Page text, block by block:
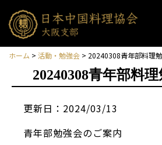
ホーム > 活動・勉強会 > 20240308青年部料理
20240308青年部料
更新日：2024/03/13
青年部勉強会のご案内